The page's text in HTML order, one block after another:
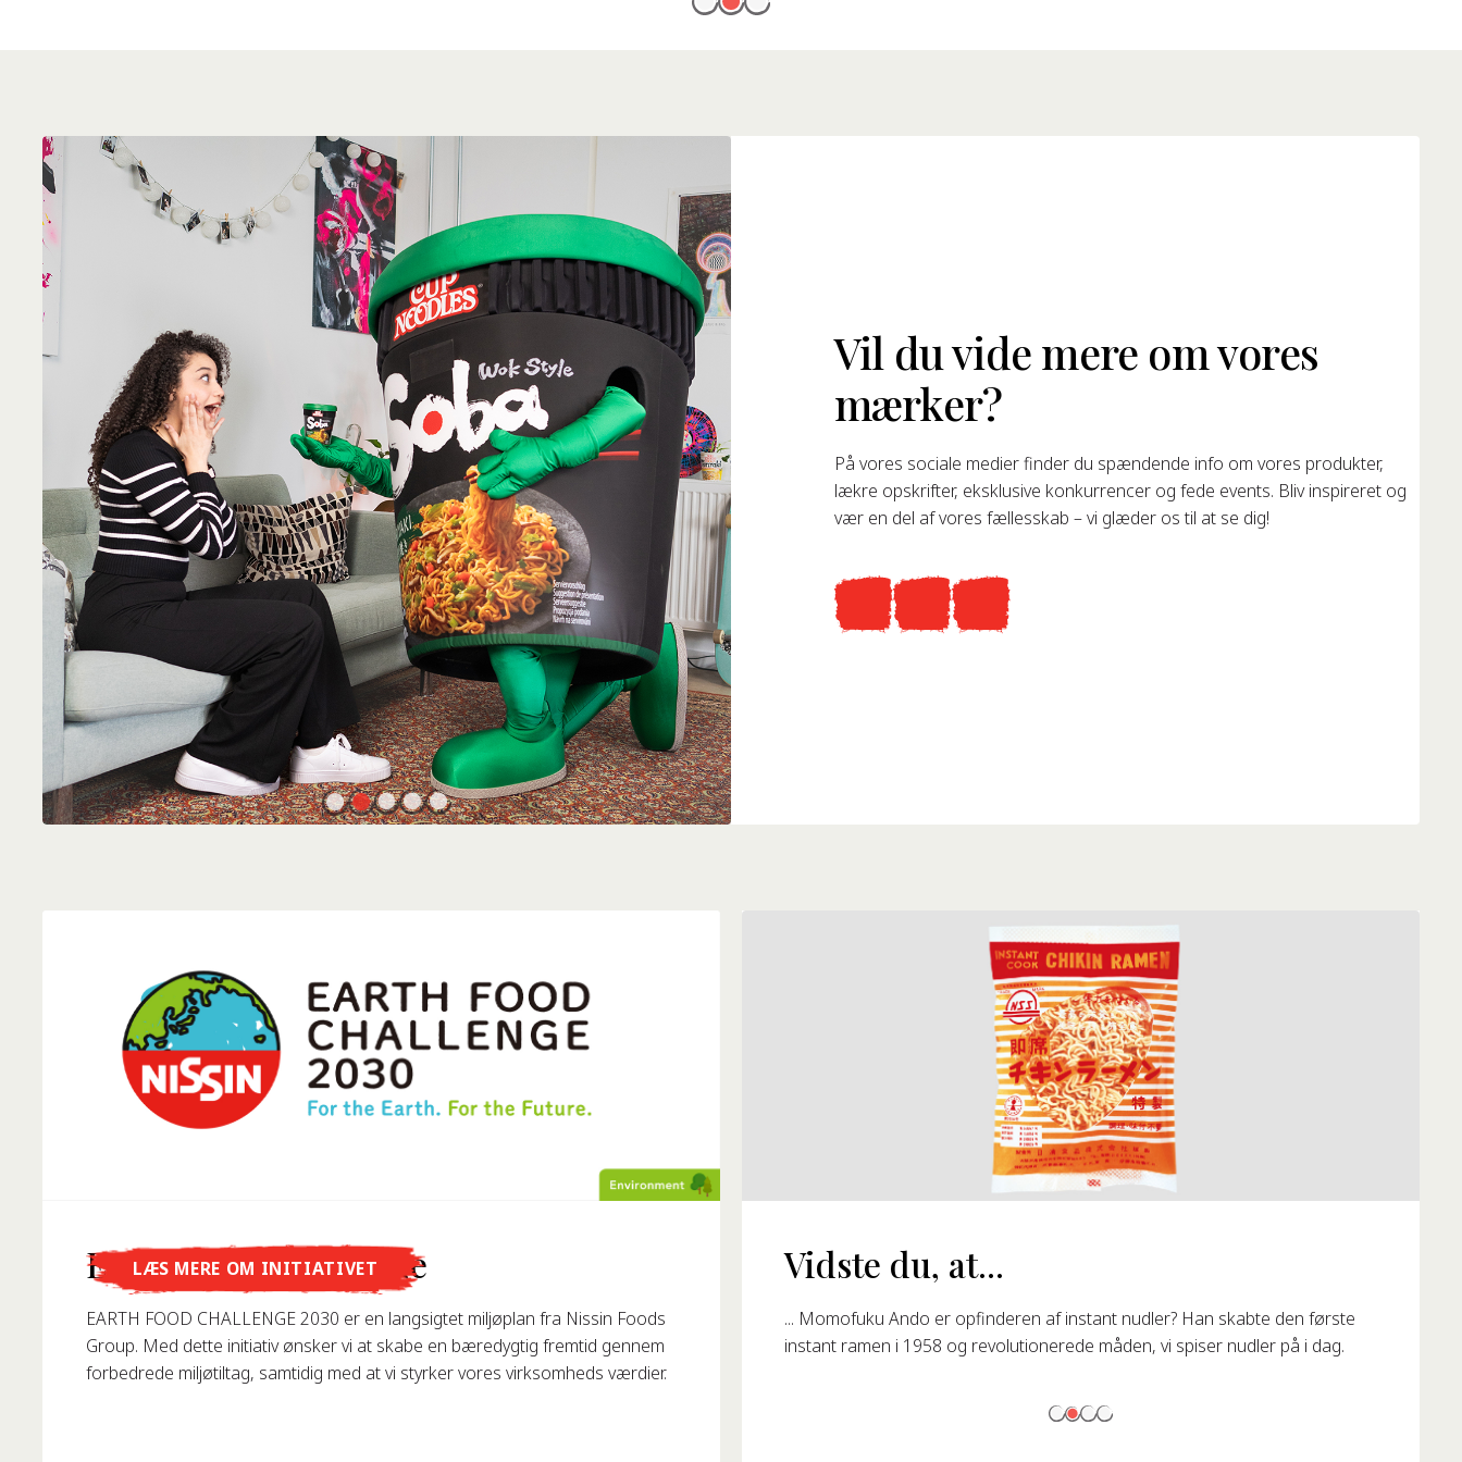
Vil du vide mere om vores
mærker?
På vores sociale medier finder du spændende info om vores produkter,
lækre opskrifter, eksklusive konkurrencer og fede events. Bliv inspireret og
vær en del af vores fællesskab – vi glæder os til at se dig!
Earth Food Challenge
EARTH FOOD CHALLENGE 2030 er en langsigtet miljøplan fra Nissin Foods
Group. Med dette initiativ ønsker vi at skabe en bæredygtig fremtid gennem
forbedrede miljøtiltag, samtidig med at vi styrker vores virksomheds værdier.
LÆS MERE OM INITIATIVET
Vidste du, at...
... Nissin Foods GmbH blev grundlagt i Tyskland i 1993?
Vidste du, at...
... Momofuku Ando er opfinderen af instant nudler? Han skabte den første
instant ramen i 1958 og revolutionerede måden, vi spiser nudler på i dag.